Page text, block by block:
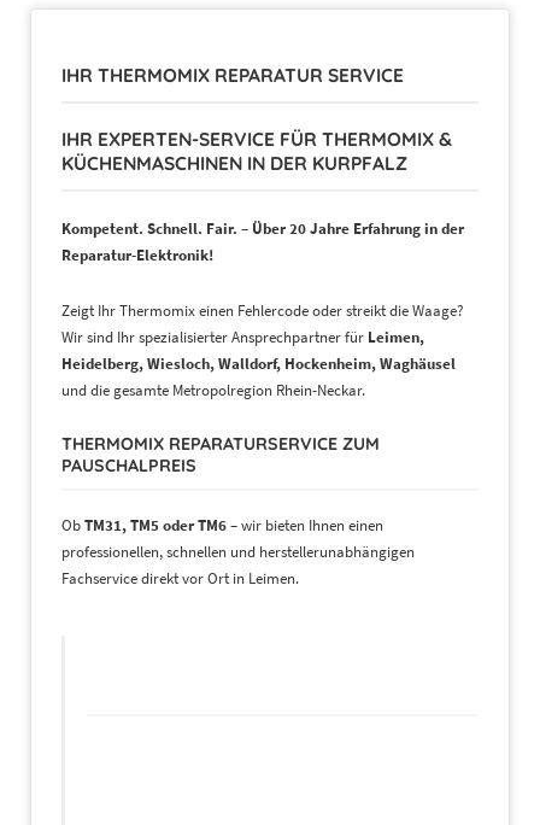
IHR THERMOMIX REPARATUR SERVICE
IHR EXPERTEN-SERVICE FÜR THERMOMIX &
KÜCHENMASCHINEN IN DER KURPFALZ
Kompetent. Schnell. Fair. – Über 20 Jahre Erfahrung in der
Reparatur-Elektronik!
Zeigt Ihr Thermomix einen Fehlercode oder streikt die Waage?
Wir sind Ihr spezialisierter Ansprechpartner für Leimen,
Heidelberg, Wiesloch, Walldorf, Hockenheim, Waghäusel
und die gesamte Metropolregion Rhein-Neckar.
THERMOMIX REPARATURSERVICE ZUM
PAUSCHALPREIS
ObTM31, TM5 oder TM6– wir bieten Ihnen einen
professionellen, schnellen und herstellerunabhängigen
Fachservice direkt vor Ort in Leimen.